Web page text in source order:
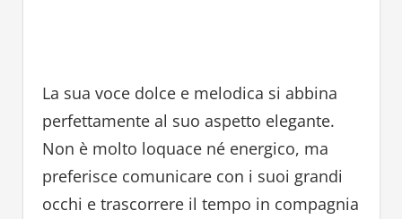
La sua voce dolce e melodica si abbina
perfettamente al suo aspetto elegante.
Non è molto loquace né energico, ma
preferisce comunicare con i suoi grandi
occhi e trascorrere il tempo in compagnia